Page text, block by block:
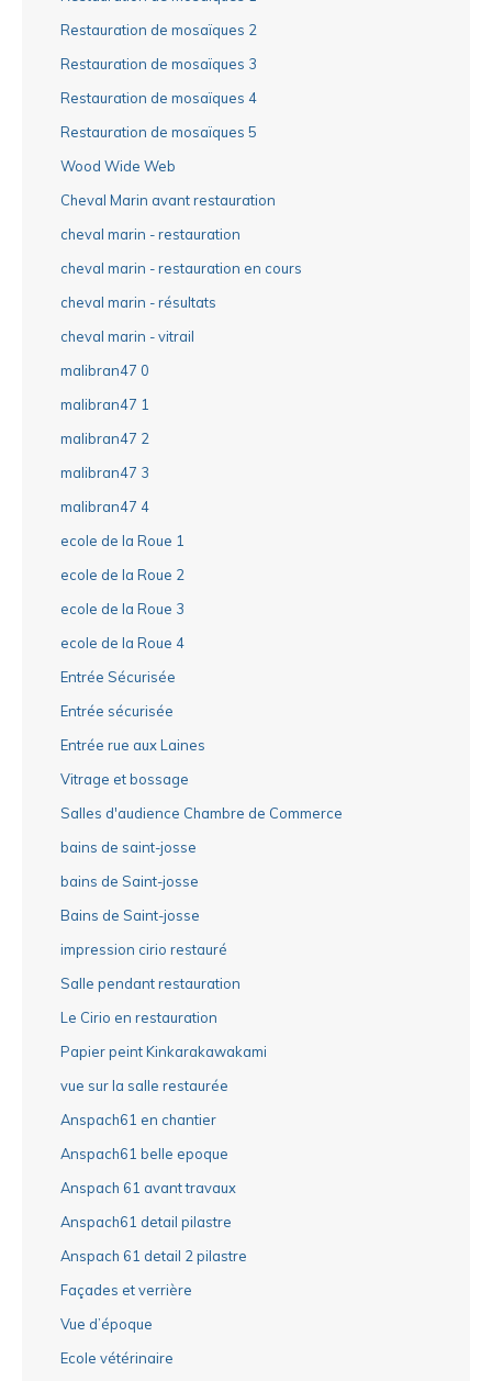
Restauration de mosaïques 2
Restauration de mosaïques 3
Restauration de mosaïques 4
Restauration de mosaïques 5
Wood Wide Web
Cheval Marin avant restauration
cheval marin - restauration
cheval marin - restauration en cours
cheval marin - résultats
cheval marin - vitrail
malibran47 0
malibran47 1
malibran47 2
malibran47 3
malibran47 4
ecole de la Roue 1
ecole de la Roue 2
ecole de la Roue 3
ecole de la Roue 4
Entrée Sécurisée
Entrée sécurisée
Entrée rue aux Laines
Vitrage et bossage
Salles d'audience Chambre de Commerce
bains de saint-josse
bains de Saint-josse
Bains de Saint-josse
impression cirio restauré
Salle pendant restauration
Le Cirio en restauration
Papier peint Kinkarakawakami
vue sur la salle restaurée
Anspach61 en chantier
Anspach61 belle epoque
Anspach 61 avant travaux
Anspach61 detail pilastre
Anspach 61 detail 2 pilastre
Façades et verrière
Vue d’époque
Ecole vétérinaire